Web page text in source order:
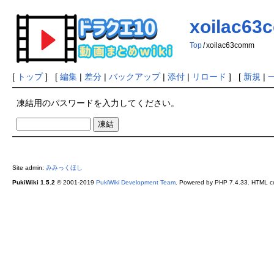
Top /xoilac63comm
[ トップ] [ 編集| 差分| バックアップ| 添付| リロード ] [ 新規 |
凍結用のパスワードを入力してください。
Site admin: みみっくほし
PukiWiki 1.5.2© 2001-2019 PukiWiki Development Team. Powered by PHP 7.4.33. HTML